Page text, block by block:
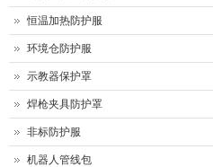
恒温加热防护服
环境仓防护服
示教器保护罩
焊枪夹具防护罩
非标防护服
机器人管线包